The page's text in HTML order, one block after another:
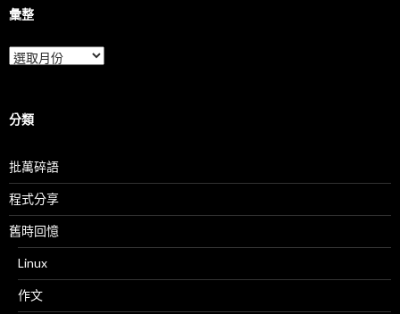
彙整
彙
整
分類
批萬碎語
程式分享
舊時回憶
Linux
作文